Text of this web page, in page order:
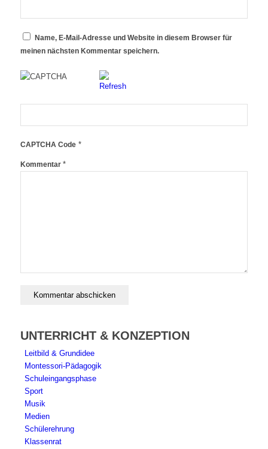
Name, E-Mail-Adresse und Website in diesem Browser für
meinen nächsten Kommentar speichern.
CAPTCHA Code*
Kommentar *
UNTERRICHT & KONZEPTION
Leitbild & Grundidee
Montessori-Pädagogik
Schuleingangsphase
Sport
Musik
Medien
Schülerehrung
Klassenrat